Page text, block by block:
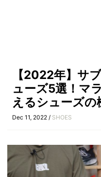
【2022年】サ
ューズ5選！マ
えるシューズの
Dec 11, 2022 / SHOES